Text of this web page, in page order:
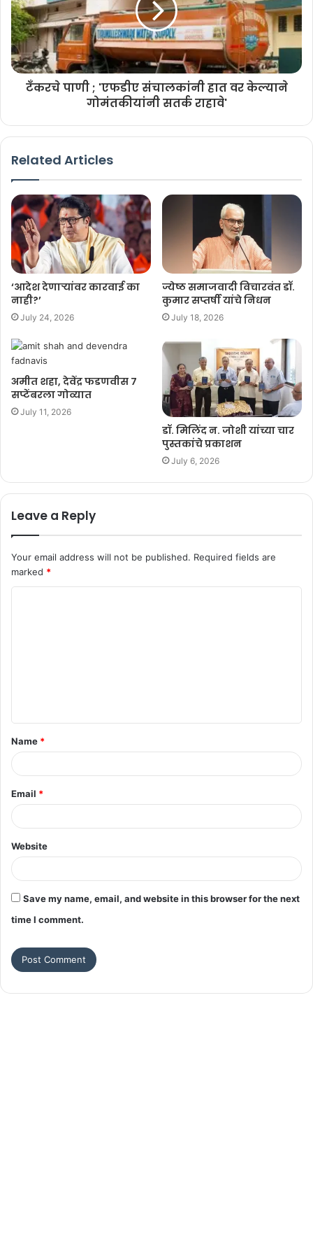
टँकरचे पाणी ; 'एफडीए संचालकांनी हात वर केल्याने
गोमंतकीयांनी सतर्क राहावे'
Related Articles
‘आदेश देणाऱ्यांवर कारवाई का
नाही?’
July 24, 2026
ज्येष्ठ समाजवादी विचारवंत डॉ.
कुमार सप्तर्षी यांचे निधन
July 18, 2026
अमीत शहा, देवेंद्र फडणवीस ७
सप्टेंबरला गोव्यात
July 11, 2026
डॉ. मिलिंद न. जोशी यांच्या चार
पुस्तकांचे प्रकाशन
July 6, 2026
Leave a Reply
Your email address will not be published. Required fields are
marked *
t
*
Name *
Email *
Website
Save my name, email, and website in this browser for the next
time I comment.